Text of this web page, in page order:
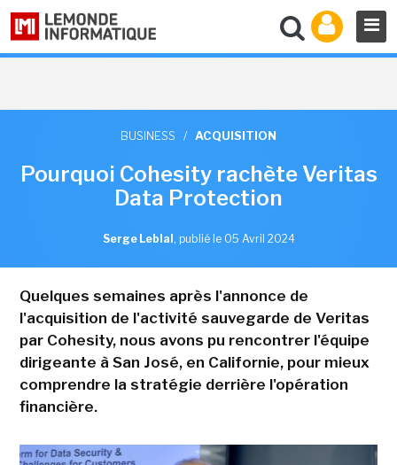
BUSINESS / ACQUISITION
Pourquoi Cohesity rachète Veritas
Data Protection
Serge Leblal , publié le 05 Avril 2024
Quelques semaines après l'annonce de
l'acquisition de l'activité sauvegarde de Veritas
par Cohesity, nous avons pu rencontrer l'équipe
dirigeante à San José, en Californie, pour mieux
comprendre la stratégie derrière l'opération
financière.